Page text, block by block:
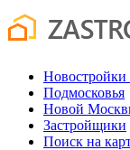
Подмосковья
Новой
Застройщики
Поиск на